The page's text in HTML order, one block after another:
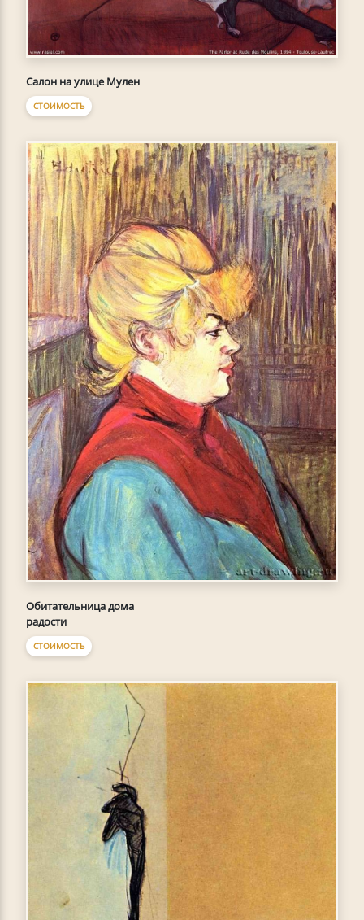
Салон на улице Мулен
СТОИМОСТЬ
Обитательница дома
радости
СТОИМОСТЬ